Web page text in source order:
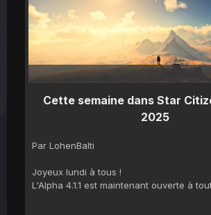
Cette semaine dans Star
2025
Par LohenBalti
Joyeux lundi à tous !
L'Alpha 4.1.1 est maintenant ouverte à